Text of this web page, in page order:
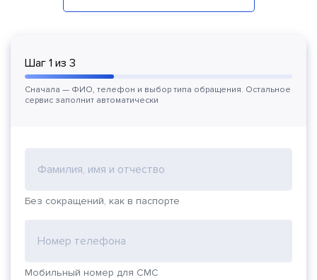
Шаг 1 из 3
Сначала — ФИО, телефон и выбор типа обращения. Остальное
сервис заполнит автоматически
Фамилия, имя и отчество
Без сокращений, как в паспорте
Номер телефона
Мобильный номер для СМС